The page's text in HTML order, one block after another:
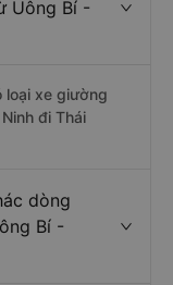
Uông Bí -
loại xe giường
đi Thái
dòng
Bí -